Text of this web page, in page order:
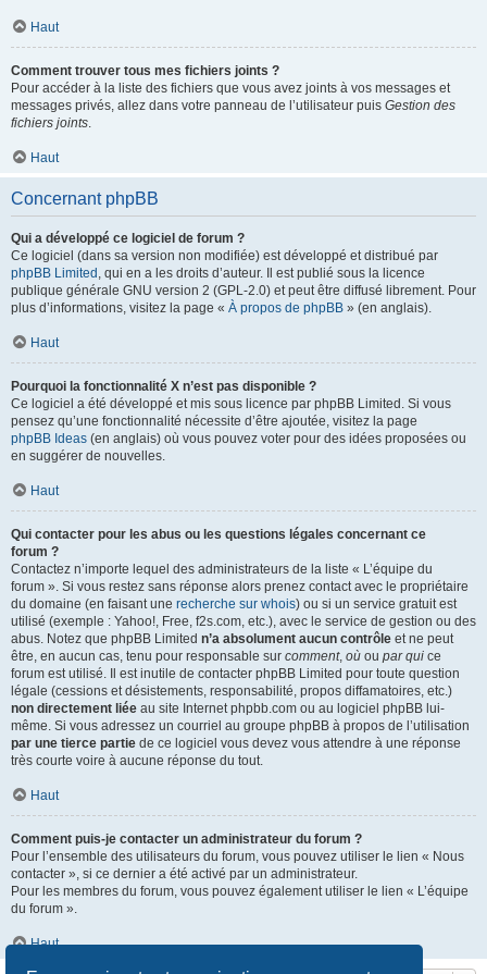
Haut
Comment trouver tous mes fichiers joints ?
Pour accéder à la liste des fichiers que vous avez joints à vos messages et
messages privés, allez dans votre panneau de l’utilisateur puis Gestion des
fichiers joints.
Haut
Concernant phpBB
Qui a développé ce logiciel de forum ?
Ce logiciel (dans sa version non modifiée) est développé et distribué par
phpBB Limited , qui en a les droits d’auteur. Il est publié sous la licence
publique générale GNU version 2 (GPL-2.0) et peut être diffusé librement. Pour
plus d’informations, visitez la page « À propos de phpBB » (en anglais).
Haut
Pourquoi la fonctionnalité X n’est pas disponible ?
Ce logiciel a été développé et mis sous licence par phpBB Limited. Si vous
pensez qu’une fonctionnalité nécessite d’être ajoutée, visitez la page
phpBB Ideas (en anglais) où vous pouvez voter pour des idées proposées ou
en suggérer de nouvelles.
Haut
Qui contacter pour les abus ou les questions légales concernant ce
forum ?
Contactez n’importe lequel des administrateurs de la liste « L’équipe du
forum ». Si vous restez sans réponse alors prenez contact avec le propriétaire
du domaine (en faisant une recherche sur whois) ou si un service gratuit est
utilisé (exemple : Yahoo!, Free, f2s.com, etc.), avec le service de gestion ou des
abus. Notez que phpBB Limited n’a absolument aucun contrôle et ne peut
être, en aucun cas, tenu pour responsable sur comment, où ou par qui ce
forum est utilisé. Il est inutile de contacter phpBB Limited pour toute question
légale (cessions et désistements, responsabilité, propos diffamatoires, etc.)
non directement liée au site Internet phpbb.com ou au logiciel phpBB lui-
même. Si vous adressez un courriel au groupe phpBB à propos de l’utilisation
par une tierce partie de ce logiciel vous devez vous attendre à une réponse
très courte voire à aucune réponse du tout.
Haut
Comment puis-je contacter un administrateur du forum ?
Pour l’ensemble des utilisateurs du forum, vous pouvez utiliser le lien « Nous
contacter », si ce dernier a été activé par un administrateur.
Pour les membres du forum, vous pouvez également utiliser le lien « L’équipe
du forum ».
Haut